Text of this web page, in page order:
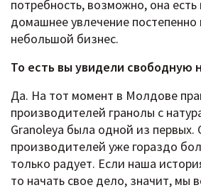
потребность, возможно, она есть
домашнее увлечение постепенно
небольшой бизнес.
То есть вы увидели свободную
Да. На тот момент в Молдове
производителей гранолы с
Granoleya была одной из первых.
производителей уже гораздо
только радует. Если наша
то начать свое дело, значит, мы